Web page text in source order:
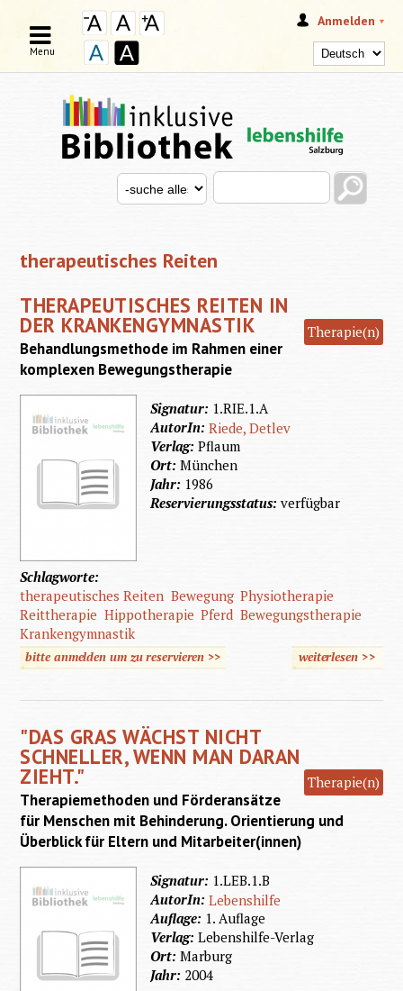
Anmelden
SUCHFORMULAR
Search this site
Search for
Menu
therapeutisches Reiten
THERAPEUTISCHES REITEN IN
DER KRANKENGYMNASTIK Therapie(n)
Behandlungsmethode im Rahmen einer
komplexen Bewegungstherapie
Signatur: 1.RIE.1.A
AutorIn:Riede, Detlev
Verlag:Pflaum
Ort:München
Jahr: 1986
Reservierungsstatus:verfügbar
Schlagworte:
therapeutisches Reiten Bewegung Physiotherapie
Reittherapie Hippotherapie Pferd Bewegungstherapie
Krankengymnastik
bitte anmelden um zu reservieren >> weiterlesen>>
"DAS GRAS WÄCHST NICHT
SCHNELLER, WENN MAN DARAN
ZIEHT." Therapie(n)
Therapiemethoden und Förderansätze
für Menschen mit Behinderung. Orientierung und
Überblick für Eltern und Mitarbeiter(innen)
Signatur: 1.LEB.1.B
AutorIn:Lebenshilfe
Auflage: 1. Auflage
Verlag:Lebenshilfe-Verlag
Ort:Marburg
Jahr: 2004